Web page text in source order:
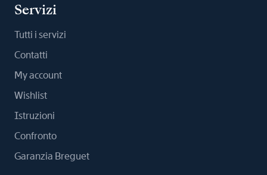
Servizi
Tutti i servizi
Contatti
My account
Wishlist
Istruzioni
Confronto
Garanzia Breguet